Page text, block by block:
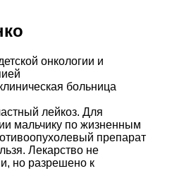
онкологии и
больница
лейкоз. Для
мальчику по жизненным
препарат
Лекарство не
но разрешено к